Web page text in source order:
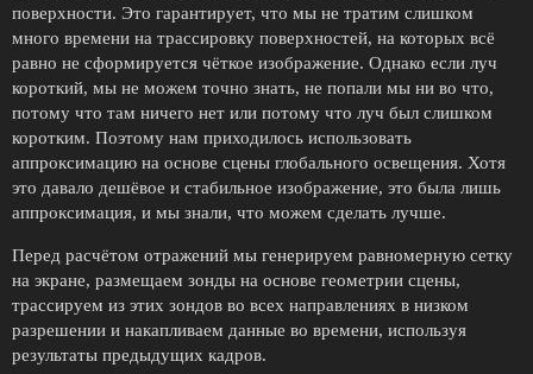
поверхности. Это гарантирует, что мы не тратим слишком
много времени на трассировку поверхностей, на которых всё
равно не сформируется чёткое изображение. Однако если луч
короткий, мы не можем точно знать, не попали мы ни во что,
потому что там ничего нет или потому что луч был слишком
коротким. Поэтому нам приходилось использовать
аппроксимацию на основе сцены глобального освещения. Хотя
это давало дешёвое и стабильное изображение, это была лишь
аппроксимация, и мы знали, что можем сделать лучше.
Перед расчётом отражений мы генерируем равномерную сетку
на экране, размещаем зонды на основе геометрии сцены,
трассируем из этих зондов во всех направлениях в низком
разрешении и накапливаем данные во времени, используя
результаты предыдущих кадров.